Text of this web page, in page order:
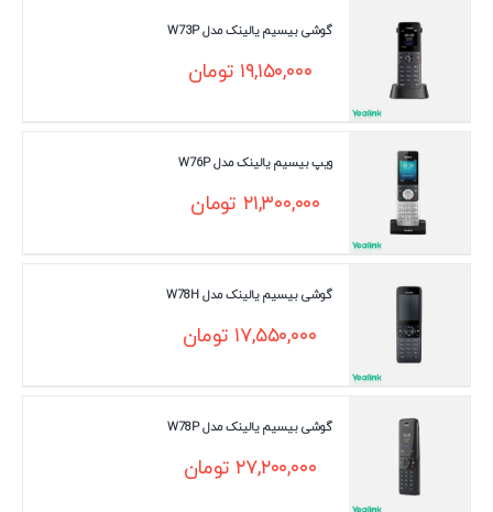
گوشی بیسیم یالینک مدل W73P
۱۹,۱۵۰,۰۰۰ تومان
ویپ بیسیم یالینک مدل W76P
۲۱,۳۰۰,۰۰۰ تومان
گوشی بیسیم یالینک مدل W78H
۱۷,۵۵۰,۰۰۰ تومان
گوشی بیسیم یالینک مدل W78P
۲۷,۲۰۰,۰۰۰ تومان